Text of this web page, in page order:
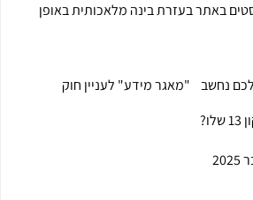
באתר בעזרת בינה מלאכותית באופן
נחשב "מאגר מידע" לעניין חוק